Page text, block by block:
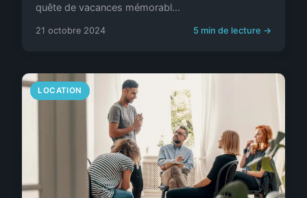
quête de vacances mémorabl...
21 octobre 2024 5 min de lecture →
LOCATION